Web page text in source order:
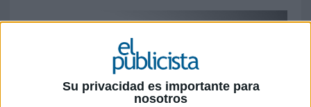
Su privacidad es importante para
nosotros